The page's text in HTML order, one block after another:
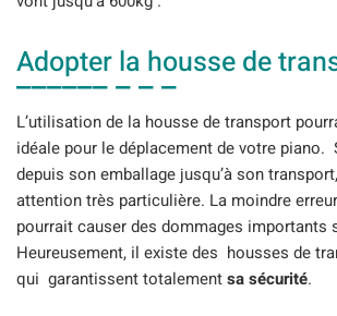
Adopter la housse de
L’utilisation de la housse de transport
idéale pour le déplacement de votre piano.
depuis son emballage jusqu’à son
attention très particulière. La moindre
pourrait causer des dommages importants
Heureusement, il existe des housses de
qui garantissent totalementsa sécurité.